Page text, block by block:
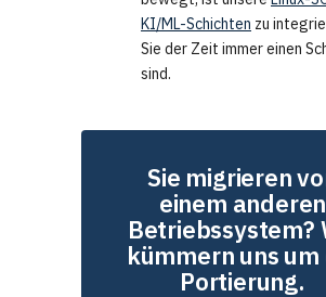
KI/ML-Schichten zu
Sie der Zeit immer einen
sind.
Sie migrieren
einem anderen
Betriebssystem?
kümmern uns um
Portierung.